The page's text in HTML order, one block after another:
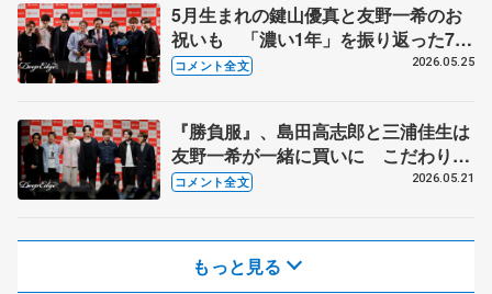
5月生まれの鍵山優真と友野一希のお
祝いも 「濃い1年」を振り返った7人
【コラントッテ・トークイベント②】
コメント全文 2026.05.25
『勝負服』、島田高志郎と三浦佳生は
友野一希が一緒に買いに こだわりが
ないのは…【コラントッテ・トークイ
コメント全文 2026.05.21
もっと見る